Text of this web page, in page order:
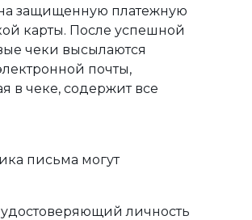
защищенную платежную
карты. После успешной
чеки высылаются
почты,
в чеке, содержит все
письма могут
личность